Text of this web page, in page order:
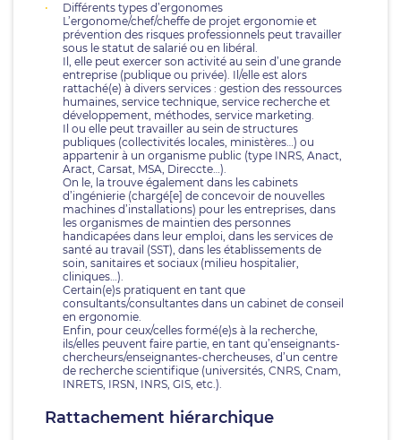
Différents types d’ergonomes
L’ergonome/chef/cheffe de projet ergonomie et
prévention des risques professionnels peut travailler
sous le statut de salarié ou en libéral.
Il, elle peut exercer son activité au sein d’une grande
entreprise (publique ou privée). Il/elle est alors
rattaché(e) à divers services : gestion des ressources
humaines, service technique, service recherche et
développement, méthodes, service marketing.
Il ou elle peut travailler au sein de structures
publiques (collectivités locales, ministères…) ou
appartenir à un organisme public (type INRS, Anact,
Aract, Carsat, MSA, Direccte…).
On le, la trouve également dans les cabinets
d’ingénierie (chargé[e] de concevoir de nouvelles
machines d’installations) pour les entreprises, dans
les organismes de maintien des personnes
handicapées dans leur emploi, dans les services de
santé au travail (SST), dans les établissements de
soin, sanitaires et sociaux (milieu hospitalier,
cliniques…).
Certain(e)s pratiquent en tant que
consultants/consultantes dans un cabinet de conseil
en ergonomie.
Enfin, pour ceux/celles formé(e)s à la recherche,
ils/elles peuvent faire partie, en tant qu’enseignants-
chercheurs/enseignantes-chercheuses, d’un centre
de recherche scientifique (universités, CNRS, Cnam,
INRETS, IRSN, INRS, GIS, etc.).
Rattachement hiérarchique